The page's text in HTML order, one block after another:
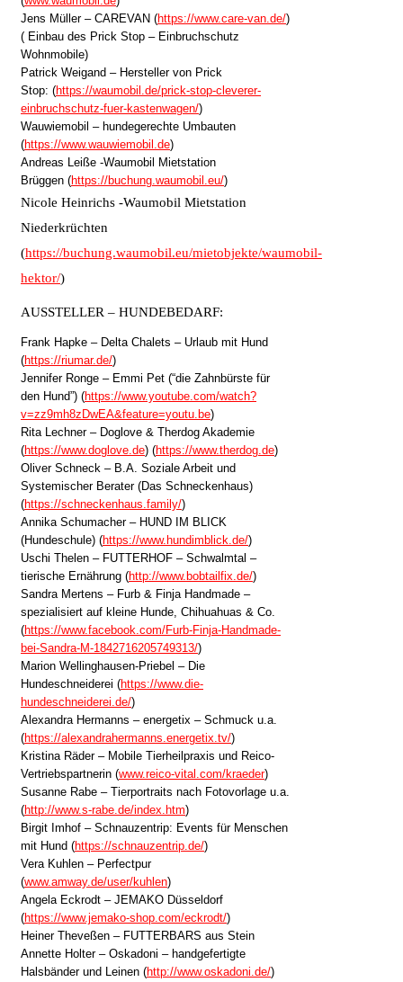
Jens Müller – CAREVAN (https://www.care-van.de/)
( Einbau des Prick Stop – Einbruchschutz
Wohnmobile)
Patrick Weigand – Hersteller von Prick
Stop: (https://waumobil.de/prick-stop-cleverer-
einbruchschutz-fuer-kastenwagen/)
Wauwiemobil – hundegerechte Umbauten
(https://www.wauwiemobil.de)
Andreas Leiße -Waumobil Mietstation
Brüggen (https://buchung.waumobil.eu/)
Nicole Heinrichs -Waumobil Mietstation
Niederkrüchten
(https://buchung.waumobil.eu/mietobjekte/waumobil-
hektor/)
AUSSTELLER – HUNDEBEDARF:
Frank Hapke – Delta Chalets – Urlaub mit Hund
(https://riumar.de/)
Jennifer Ronge – Emmi Pet (“die Zahnbürste für
den Hund”) (https://www.youtube.com/watch?
v=zz9mh8zDwEA&feature=youtu.be)
Rita Lechner – Doglove & Therdog Akademie
(https://www.doglove.de) (https://www.therdog.de)
Oliver Schneck – B.A. Soziale Arbeit und
Systemischer Berater (Das Schneckenhaus)
(https://schneckenhaus.family/)
Annika Schumacher – HUND IM BLICK
(Hundeschule) (https://www.hundimblick.de/)
Uschi Thelen – FUTTERHOF – Schwalmtal –
tierische Ernährung (http://www.bobtailfix.de/)
Sandra Mertens – Furb & Finja Handmade –
spezialisiert auf kleine Hunde, Chihuahuas & Co.
(https://www.facebook.com/Furb-Finja-Handmade-
bei-Sandra-M-1842716205749313/)
Marion Wellinghausen-Priebel – Die
Hundeschneiderei (https://www.die-
hundeschneiderei.de/)
Alexandra Hermanns – energetix – Schmuck u.a.
(https://alexandrahermanns.energetix.tv/)
Kristina Räder – Mobile Tierheilpraxis und Reico-
Vertriebspartnerin (www.reico-vital.com/kraeder)
Susanne Rabe – Tierportraits nach Fotovorlage u.a.
(http://www.s-rabe.de/index.htm)
Birgit Imhof – Schnauzentrip: Events für Menschen
mit Hund (https://schnauzentrip.de/)
Vera Kuhlen – Perfectpur
(www.amway.de/user/kuhlen)
Angela Eckrodt – JEMAKO Düsseldorf
(https://www.jemako-shop.com/eckrodt/)
Heiner Theveßen – FUTTERBARS aus Stein
Annette Holter – Oskadoni – handgefertigte
Halsbänder und Leinen (http://www.oskadoni.de/)